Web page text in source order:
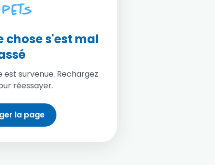
chose s'est mal
survenue. Rechargez
réessayer.
la page